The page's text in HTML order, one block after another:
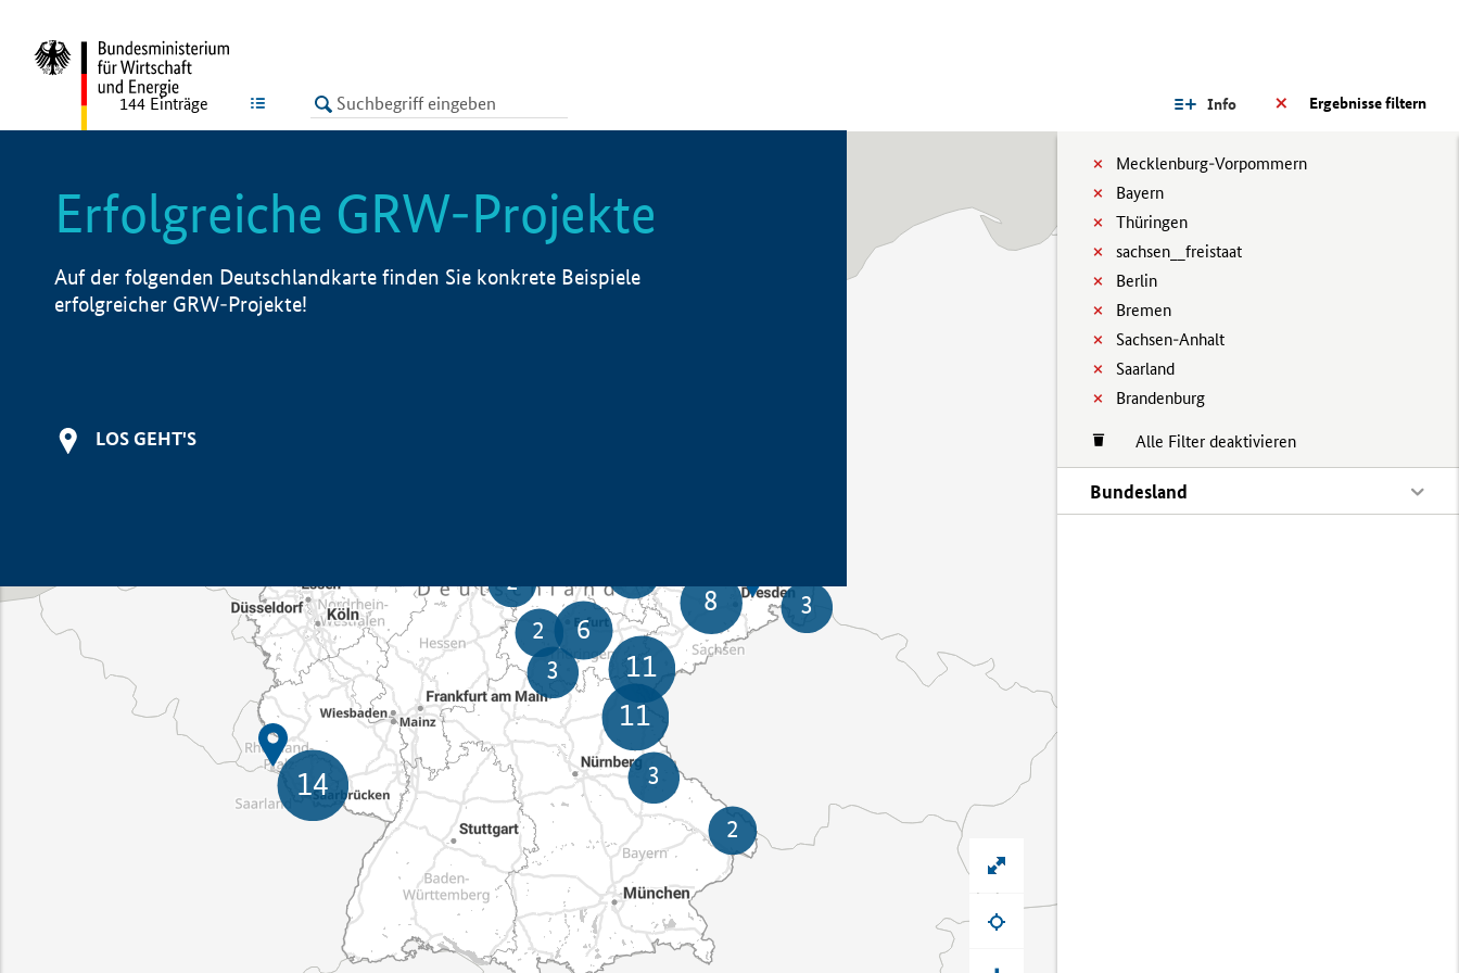
LISTE Ergebnisse filtern
Info
Mecklenburg-Vorpommern
Bayern
Thüringen
sachsen__freistaat
Berlin
Bremen
Sachsen-Anhalt
Saarland
Brandenburg
Alle Filter deaktivieren
Bundesland
144 Einträge
Erfolgreiche GRW-Projekte
Auf der folgenden Deutschlandkarte finden Sie konkrete Beispiele
erfolgreicher GRW-Projekte!
LOS GEHT'S